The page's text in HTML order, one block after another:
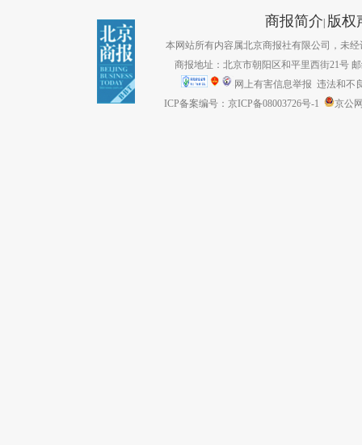
商报简介| 版权
本网站所有内容属北京商报社有限公司，未经
商报地址：北京市朝阳区和平里西街21号
网上有害信息举报 违法和不
ICP备案编号：京ICP备08003726号-1
京公